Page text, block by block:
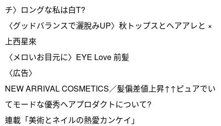
チ〉ロングな私は白T?
〈グッドバランスで灑脫みUP〉秋トップスとヘアアレと ×
上西星來
〈メロいお目元に〉EYE Love 前髪
〈広告〉
NEW ARRIVAL COSMETICS／髪偏差値上昇↑↑ピュアでい
てモードな優秀ヘアプロダクトについて?
連載「美術とネイルの熱愛カンケイ」